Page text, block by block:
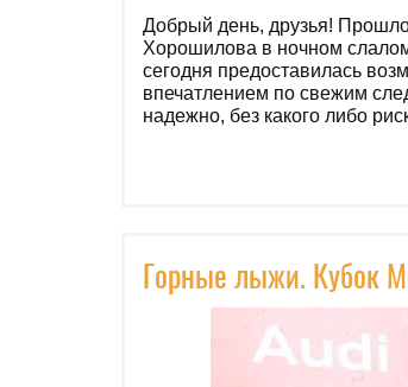
Добрый день, друзья!
Хорошилова в ночном
сегодня предоставилась
впечатлением по свежим
надежно, без какого либо
Горные лыжи. Кубок